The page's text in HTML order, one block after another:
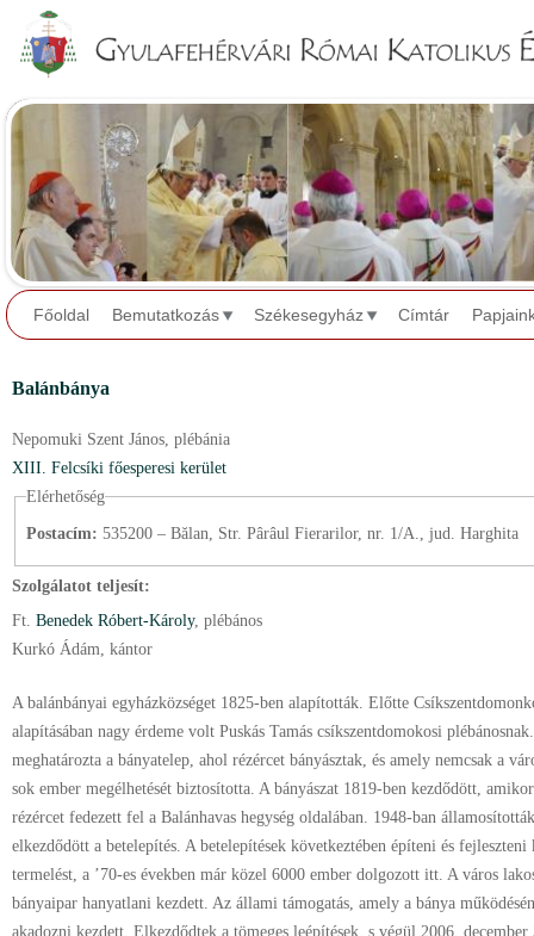
Főoldal Bemutatkozás Székesegyház Címtár
Balánbánya
Nepomuki Szent János, plébánia
XIII. Felcsíki főesperesi kerület
Elérhetőség
Postacím: 535200 – Bălan, Str. Pârâul Fierarilor, nr. 1/A., jud. Harghita
Szolgálatot teljesít:
Ft. Benedek Róbert-Károly, plébános
Kurkó Ádám, kántor
A balánbányai egyházközséget 1825-ben alapították. Előtte
alapításában nagy érdeme volt Puskás Tamás csíkszentdomokosi
meghatározta a bányatelep, ahol rézércet bányásztak, és amely nemcsak a
sok ember megélhetését biztosította. A bányászat 1819-ben kezdődött,
rézércet fedezett fel a Balánhavas hegység oldalában. 1948-ban
elkezdődött a betelepítés. A betelepítések következtében építeni és
termelést, a ’70-es években már közel 6000 ember dolgozott itt. A város
bányaipar hanyatlani kezdett. Az állami támogatás, amely a bánya
akadozni kezdett. Elkezdődtek a tömeges leépítések, s végül 2006.